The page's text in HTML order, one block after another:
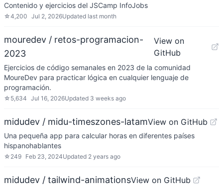
Contenido y ejercicios del JSCamp InfoJobs
☆4,200 Jul 2, 2026Updated last month
mouredev / retos-programacion-
2023
View on
GitHub
Ejercicios de código semanales en 2023 de la comunidad
MoureDev para practicar lógica en cualquier lenguaje de
programación.
☆ 5,634 Jul 16, 2026Updated 3 weeks ago
midudev / midu-timeszones-latamView on GitHub
Una pequeña app para calcular horas en diferentes países
hispanohablantes
☆ 249 Feb 23, 2024Updated 2 years ago
midudev / tailwind-animationsView on GitHub